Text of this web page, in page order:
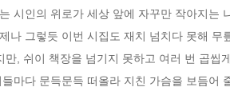
시인의 위로가 세상 앞에 자꾸만 작아지는
나 그렇듯 이번 시집도 재치 넘치다 못해
만, 쉬이 책장을 넘기지 못하고 여러 번 곱씹
마다 문득문득 떠올라 지친 가슴을 보듬어